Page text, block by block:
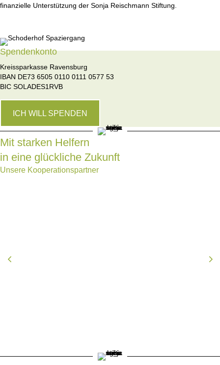
finanzielle Unterstützung der Sonja Reischmann Stiftung.
Spendenkonto
Kreissparkasse Ravensburg
IBAN DE73 6505 0110 0111 0577 53
BIC SOLADES1RVB
ICH WILL SPENDEN
Mit starken Helfern
in eine glückliche Zukunft
Unsere Kooperationspartner
Previous